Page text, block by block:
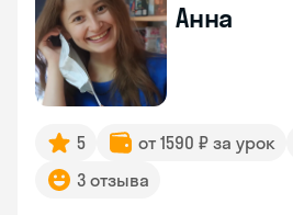
Анна
5 от 1590 ₽ за урок
3 отзыва